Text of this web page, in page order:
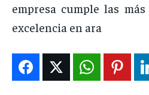
empresa cumple las
excelencia en ara